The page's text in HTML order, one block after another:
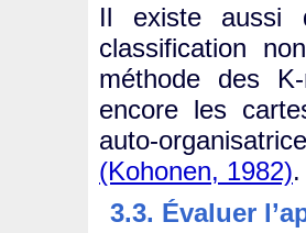
Il existe aussi
classification
méthode des
encore les
auto-
(Kohonen, 1982).
3.3. Évaluer